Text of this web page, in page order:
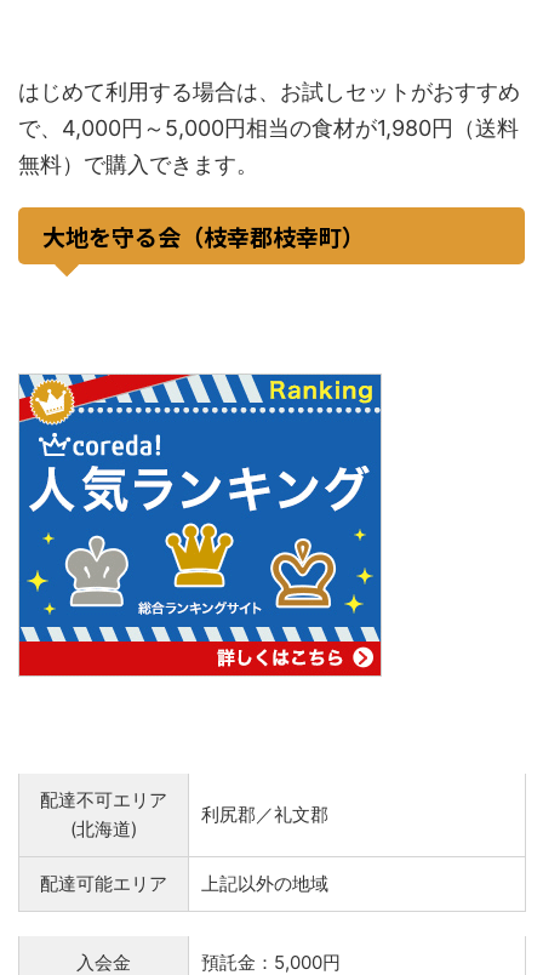
はじめて利用する場合は、お試しセットがおすすめ
で、4,000円～5,000円相当の食材が1,980円（送料
無料）で購入できます。
大地を守る会（枝幸郡枝幸町）
配達不可エリア
(北海道)
利尻郡／礼文郡
配達可能エリア 上記以外の地域
入会金 預託金：5,000円